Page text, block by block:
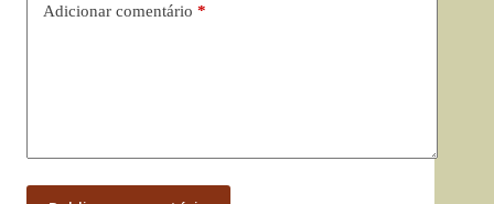
Adicionar comentário *